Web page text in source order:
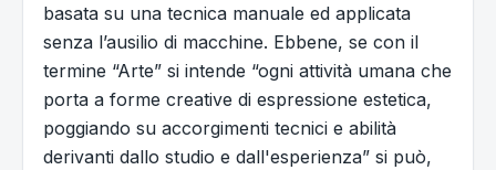
basata su una tecnica manuale ed applicata
senza l’ausilio di macchine. Ebbene, se con il
termine “Arte” si intende “ogni attività umana che
porta a forme creative di espressione estetica,
poggiando su accorgimenti tecnici e abilità
derivanti dallo studio e dall'esperienza” si può,